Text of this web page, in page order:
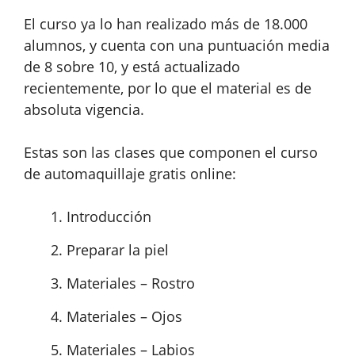
El curso ya lo han realizado más de 18.000
alumnos, y cuenta con una puntuación media
de 8 sobre 10, y está actualizado
recientemente, por lo que el material es de
absoluta vigencia.
Estas son las clases que componen el curso
de automaquillaje gratis online:
Introducción
Preparar la piel
Materiales – Rostro
Materiales – Ojos
Materiales – Labios